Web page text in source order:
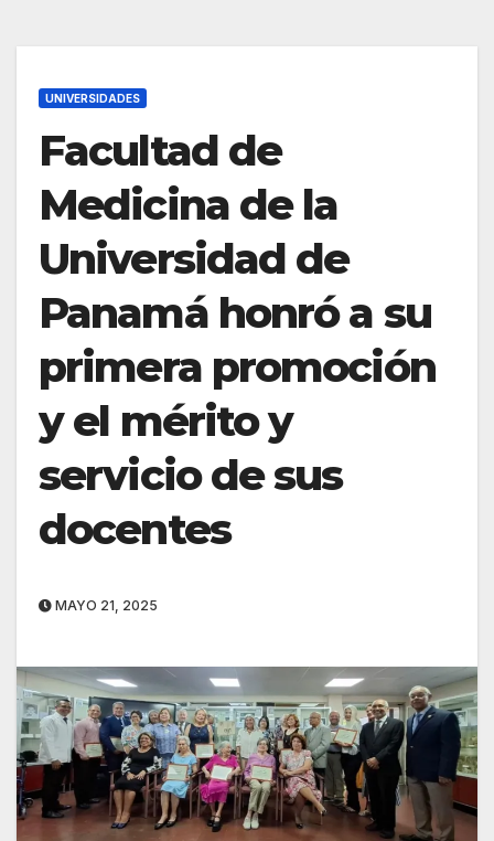
UNIVERSIDADES
Facultad de
Medicina de la
Universidad de
Panamá honró a su
primera promoción
y el mérito y
servicio de sus
docentes
MAYO 21, 2025